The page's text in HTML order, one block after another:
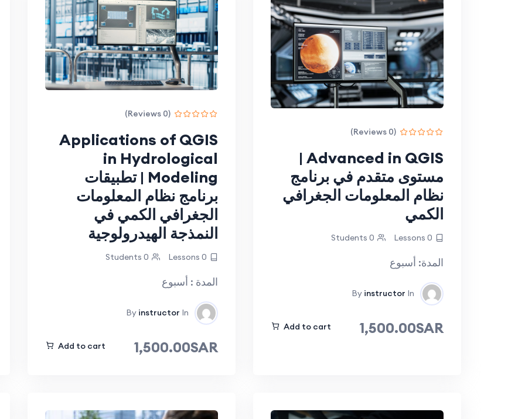
(0 Reviews)
Advanced in QGIS |
مستوى متقدم في برنامج
نظام المعلومات الجغرافي
الكمي
0 Lessons
0 Students
المدة: أسبوع
By instructor In
1,500.00SAR
Add to cart
(0 Reviews)
Applications of QGIS
in Hydrological
Modeling | تطبيقات
برنامج نظام المعلومات
الجغرافي الكمي في
النمذجة الهيدرولوجية
0 Lessons
0 Students
المدة : أسبوع
By instructor In
1,500.00SAR
Add to cart